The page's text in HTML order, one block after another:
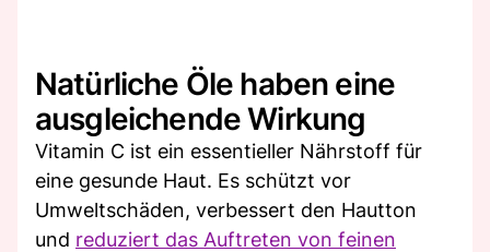
Natürliche Öle haben eine
ausgleichende Wirkung
Vitamin C ist ein essentieller Nährstoff für
eine gesunde Haut. Es schützt vor
Umweltschäden, verbessert den Hautton
und reduziert das Auftreten von feinen